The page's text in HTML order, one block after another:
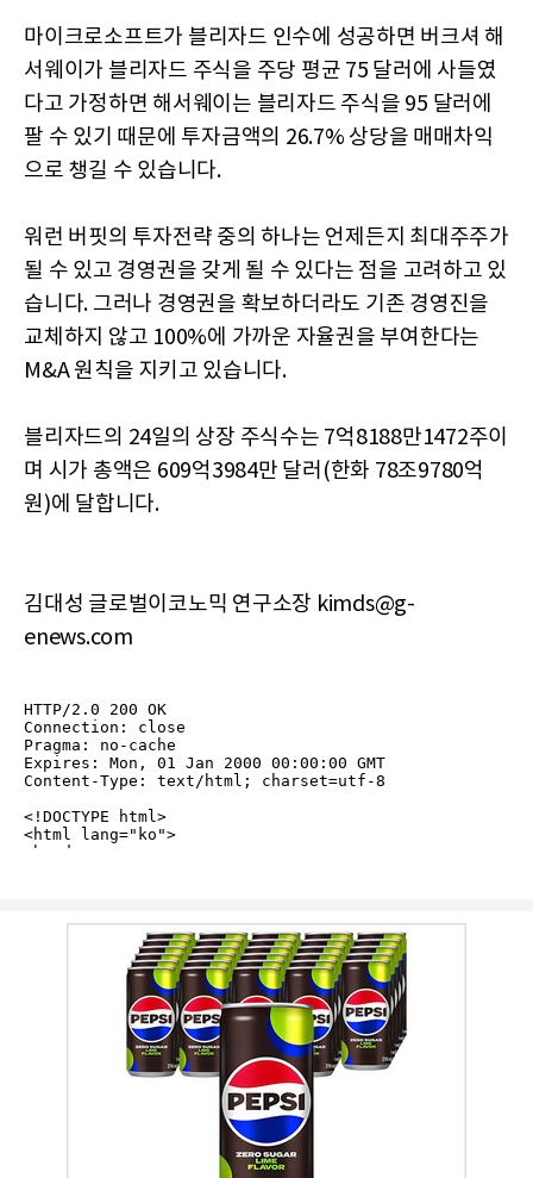
마이크로소프트가 블리자드 인수에 성공하면 버크셔 해
서웨이가 블리자드 주식을 주당 평균 75 달러에 사들였
다고 가정하면 해서웨이는 블리자드 주식을 95 달러에
팔 수 있기 때문에 투자금액의 26.7% 상당을 매매차익
으로 챙길 수 있습니다.
워런 버핏의 투자전략 중의 하나는 언제든지 최대주주가
될 수 있고 경영권을 갖게 될 수 있다는 점을 고려하고 있
습니다. 그러나 경영권을 확보하더라도 기존 경영진을
교체하지 않고 100%에 가까운 자율권을 부여한다는
M&A 원칙을 지키고 있습니다.
블리자드의 24일의 상장 주식수는 7억8188만1472주이
며 시가 총액은 609억3984만 달러(한화 78조9780억
원)에 달합니다.
김대성 글로벌이코노믹 연구소장 kimds@g-
enews.com